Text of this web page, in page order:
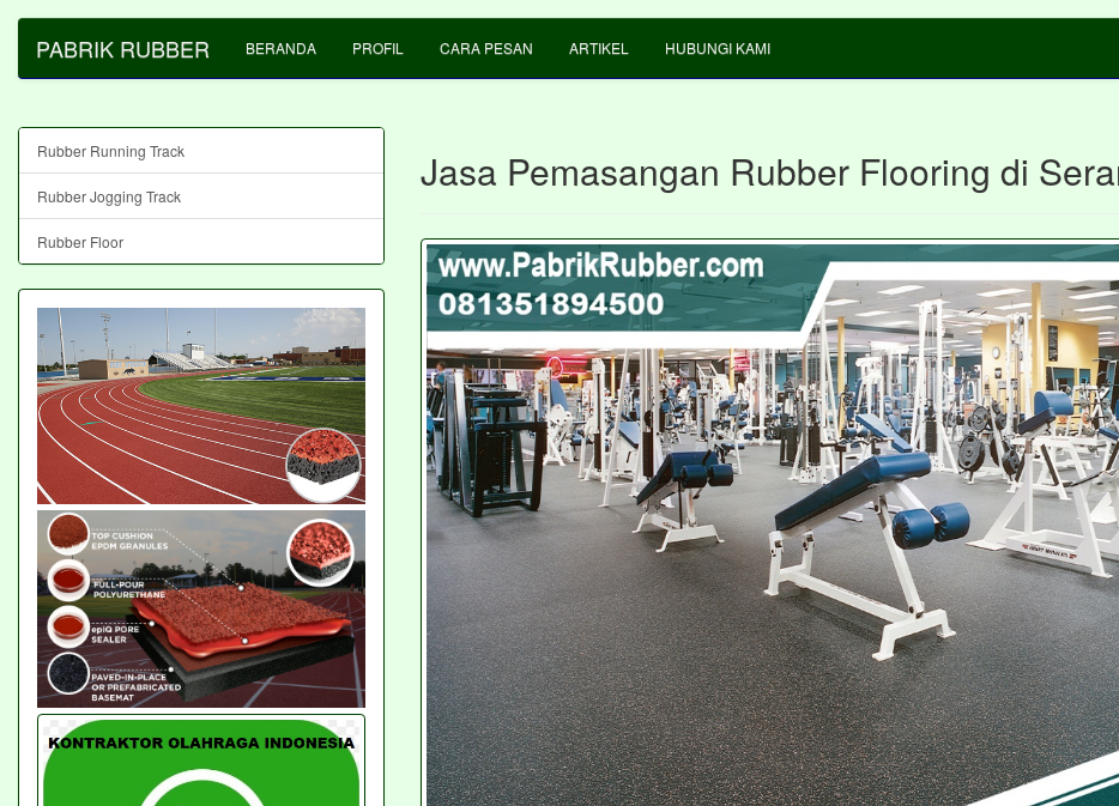
PABRIK RUBBER BERANDA PROFIL CARA PESAN ARTIKEL HUBUNGI KAMI
Jasa Pemasangan Rubber Flooring di
Rubber Running Track
Rubber Jogging Track
Rubber Floor